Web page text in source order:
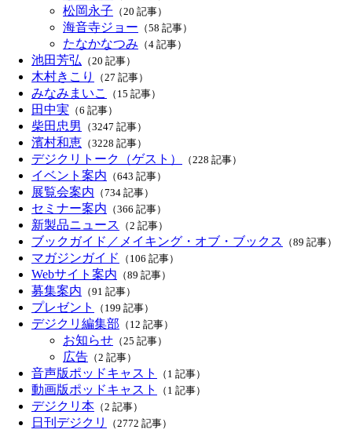
松岡永子 （20 記事）
海音寺ジョー （58 記事）
たなかなつみ （4 記事）
池田芳弘 （20 記事）
木村きこり （27 記事）
みなみまいこ （15 記事）
田中実 （6 記事）
柴田忠男 （3247 記事）
濱村和恵 （3228 記事）
デジクリトーク（ゲスト） （228 記事）
イベント案内 （643 記事）
展覧会案内 （734 記事）
セミナー案内 （366 記事）
新製品ニュース （2 記事）
ブックガイド／メイキング・オブ・ブックス （89 記事）
マガジンガイド （106 記事）
Webサイト案内 （89 記事）
募集案内 （91 記事）
プレゼント （199 記事）
デジクリ編集部 （12 記事）
お知らせ （25 記事）
広告 （2 記事）
音声版ポッドキャスト （1 記事）
動画版ポッドキャスト （1 記事）
デジクリ本 （2 記事）
日刊デジクリ （2772 記事）